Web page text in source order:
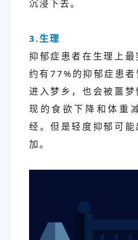
沉浸下去。
3.生理
抑郁症患者在生理上最
约有77%的抑郁症患
进入梦乡，也会被噩
现的食欲下降和体重
经。但是轻度抑郁可
加。